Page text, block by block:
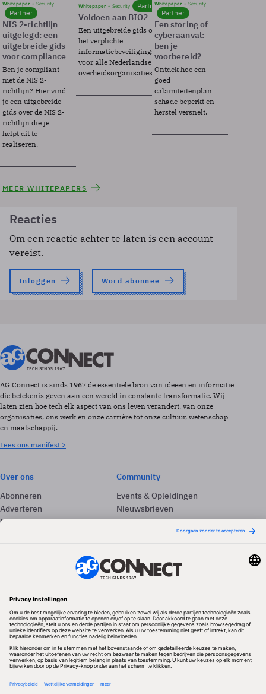
Whitepaper Security
Partner
NIS 2-richtlijn
uitgelegd: een
uitgebreide gids
voor compliance
Ben je compliant
met de NIS 2-
richtlijn? Hier vind
je een uitgebreide
gids over de NIS 2-
richtlijn die je
helpt dit te
realiseren.
Whitepaper Security Partner
Voldoen aan BIO2
Een uitgebreide gids over BIO2,
het verplichte
informatiebeveiligingsframework
voor alle Nederlandse
overheidsorganisaties.
Whitepaper Security
Partner
Een storing of
cyberaanval:
ben je
voorbereid?
Ontdek hoe een
goed
calamiteitenplan
schade beperkt en
herstel versnelt.
MEER WHITEPAPERS
Reacties
Om een reactie achter te laten is een account
vereist.
Inloggen Word abonnee
AG Connect is sinds 1967 de essentiële bron van ideeën en informatie
die betekenis geven aan een wereld in constante transformatie. Wij
laten zien hoe tech elk aspect van ons leven verandert, van onze
organisaties, ons werk en onze carrière tot onze cultuur, wetenschap
en maatschappij.
Lees ons manifest >
Over ons
Abonneren
Adverteren
Contact
Community
Events & Opleidingen
Nieuwsbrieven
Vacatures
Redactionele partner